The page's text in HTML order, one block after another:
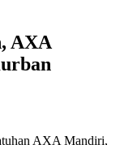
AXA
AXA Mandiri,